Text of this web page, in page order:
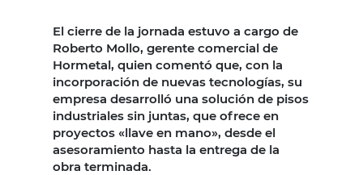
El cierre de la jornada estuvo a cargo de
Roberto Mollo, gerente comercial de
Hormetal, quien comentó que, con la
incorporación de nuevas tecnologías, su
empresa desarrolló una solución de pisos
industriales sin juntas, que ofrece en
proyectos «llave en mano», desde el
asesoramiento hasta la entrega de la
obra terminada.